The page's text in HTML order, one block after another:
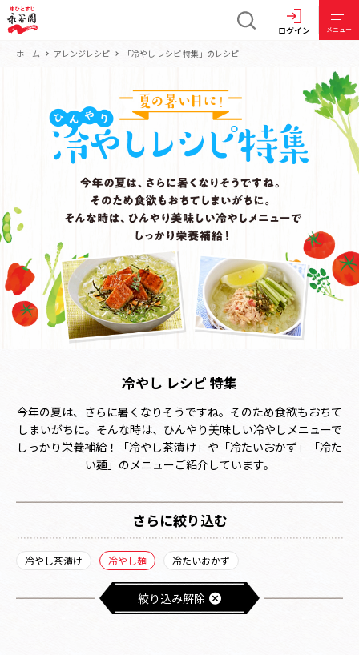
ログイン メニュー
ホーム アレンジレシピ 「冷やし レシピ 特集」のレシピ
冷やし レシピ 特集
今年の夏は、さらに暑くなりそうですね。そのため食欲もおちて
しまいがちに。そんな時は、ひんやり美味しい冷やしメニューで
しっかり栄養補給！「冷やし茶漬け」や「冷たいおかず」「冷た
い麺」のメニューご紹介しています。
さらに絞り込む
冷やし茶漬け 冷やし麺 冷たいおかず
絞り込み解除